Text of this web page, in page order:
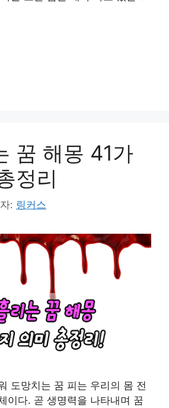
꿈 해몽 41가
정리
: 링커스
도망치는 꿈 피는 우리의 몸 전
이다. 곧 생명력을 나타내며 꿈